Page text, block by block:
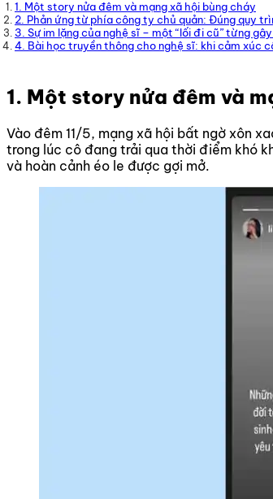
1. Một story nửa đêm và mạng xã hội bùng cháy
2. Phản ứng từ phía công ty chủ quản: Đúng quy
3. Sự im lặng của nghệ sĩ – một “lối đi cũ” từng
4. Bài học truyền thông cho nghệ sĩ: khi cảm xúc
1. Một story nửa đêm và
Vào đêm 11/5, mạng xã hội bất ngờ xôn
trong lúc cô đang trải qua thời điểm khó
và hoàn cảnh éo le được gợi mở.